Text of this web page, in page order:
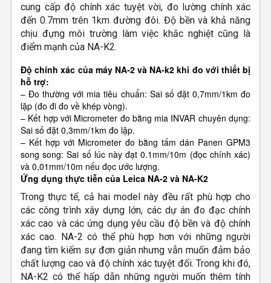
cung cấp độ chính xác tuyệt vời, đo lường chính xác
đến 0.7mm trên 1km đường đôi. Độ bền và khả năng
chịu đựng môi trường làm việc khắc nghiệt cũng là
điểm mạnh của NA-K2.
Độ chính xác của máy NA-2 và NA-k2 khi đo với thiết bị
hỗ trợ:
– Đo thường với mia tiêu chuẩn: Sai số đặt 0,7mm/1km đo
lặp (đo đi đo về khép vòng).
– Kết hợp với Micrometer đo bằng mia INVAR chuyên dụng:
Sai số đặt 0,3mm/1km đo lặp.
– Kết hợp với Micrometer đo bằng tấm dán Panen GPM3
song song: Sai số lúc này đạt 0.1mm/10m (đọc chính xác)
và 0,01mm/10m nếu đọc ước lượng.
Ứng dụng thực tiễn của Leica NA-2 và NA-K2
Trong thực tế, cả hai model này đều rất phù hợp cho
các công trình xây dựng lớn, các dự án đo đạc chính
xác cao và các ứng dụng yêu cầu độ bền và độ chính
xác cao. NA-2 có thể phù hợp hơn với những người
đang tìm kiếm sự đơn giản nhưng vẫn muốn đảm bảo
chất lượng cao và độ chính xác tuyệt đối. Trong khi đó,
NA-K2 có thể hấp dẫn những người muốn thêm tính